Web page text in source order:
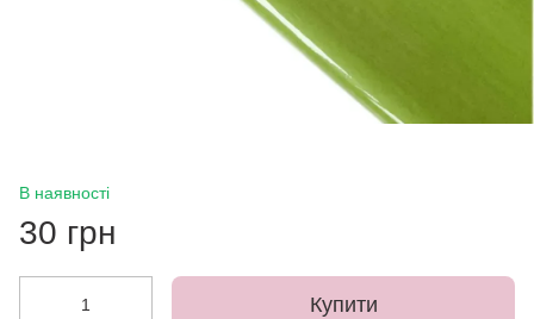
В наявності
30 грн
Купити